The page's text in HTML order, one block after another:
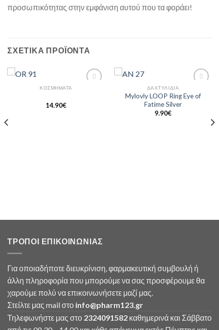
προσωπικότητας στην εμφάνιση αυτού που τα φοράει!
ΣΧΕΤΙΚΆ ΠΡΟΪΌΝΤΑ
ΚΟΣΜΗΜΑΤΑ
14.90€
Wishlist
ΔΑΧΤΥΛΊΔΙΑ
Mylovly LOOP Ring Eye of
Fatime Silver
9.90€
ΤΡΟΠΟΙ ΕΠΙΚΟΙΝΩΝΙΑΣ
Για οποιαδήποτε διευκρίνιση, φαρμακευτική συμβουλή ή
άλλη πληροφορία που μπορούμε να σας προσφέρουμε θα
χαρούμε πολύ να επικοινωνήσετε μαζί μας.
Στείλτε μας mail στο info@pharm123. gr
Τηλεφωνήστε μας στο 2324091582 καθημερινά και Σάββατο